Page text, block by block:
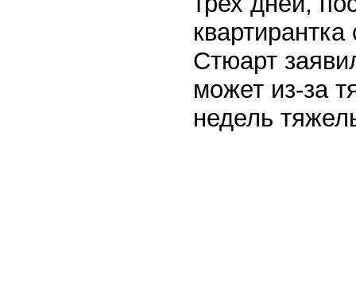
Стюарт
может из-за
недель